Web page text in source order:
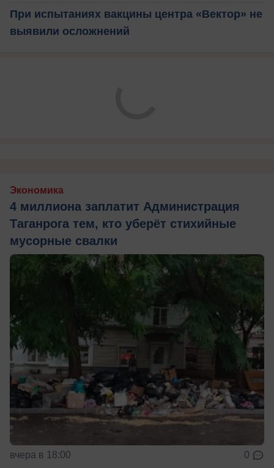
При испытаниях вакцины центра «Вектор» не
выявили осложнений
Экономика
4 миллиона заплатит Администрация
Таганрога тем, кто уберёт стихийные
мусорные свалки
вчера в 18:00 0